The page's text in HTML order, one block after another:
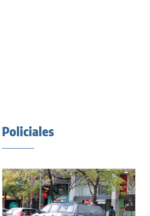
Policiales